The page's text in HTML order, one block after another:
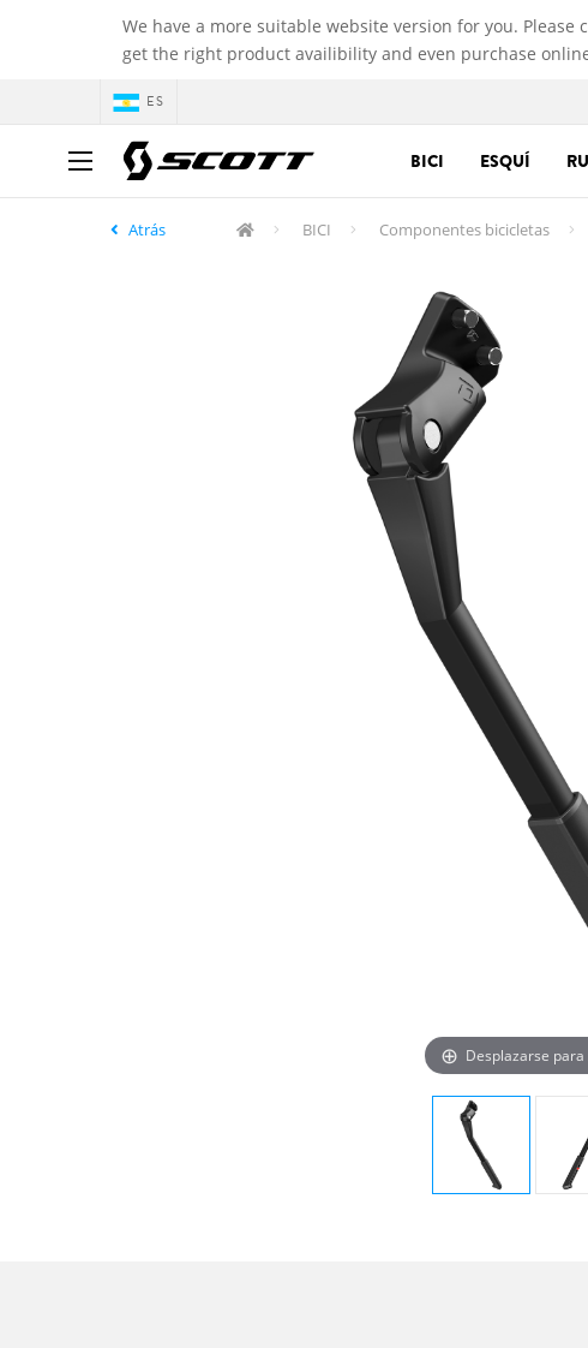
We have a more suitable website version for you. Please
get the right product availibility and even purchase
ES
BICI ESQUÍ
Atrás BICI Componentes bicicletas
Desplazarse